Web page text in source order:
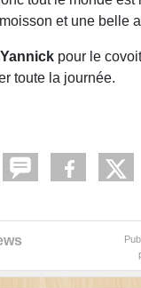
et une belle
Yannick pour le
toute la journée.